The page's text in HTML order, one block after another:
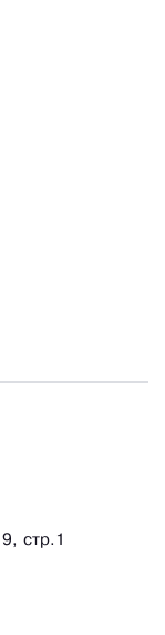
упаковки
стр.1